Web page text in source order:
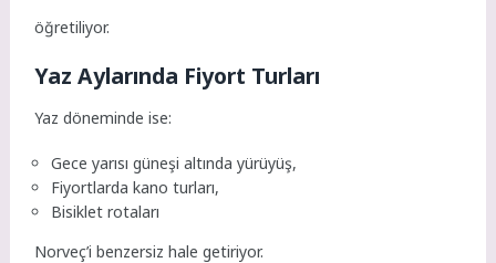
öğretiliyor.
Yaz Aylarında Fiyort Turları
Yaz döneminde ise:
Gece yarısı güneşi altında yürüyüş,
Fiyortlarda kano turları,
Bisiklet rotaları
Norveç’i benzersiz hale getiriyor.